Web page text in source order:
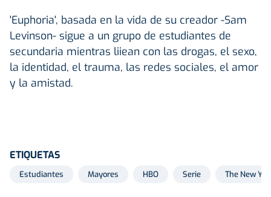
'Euphoria', basada en la vida de su creador -Sam
Levinson- sigue a un grupo de estudiantes de
secundaria mientras liiean con las drogas, el sexo,
la identidad, el trauma, las redes sociales, el amor
y la amistad.
ETIQUETAS
Estudiantes Mayores HBO Serie The New